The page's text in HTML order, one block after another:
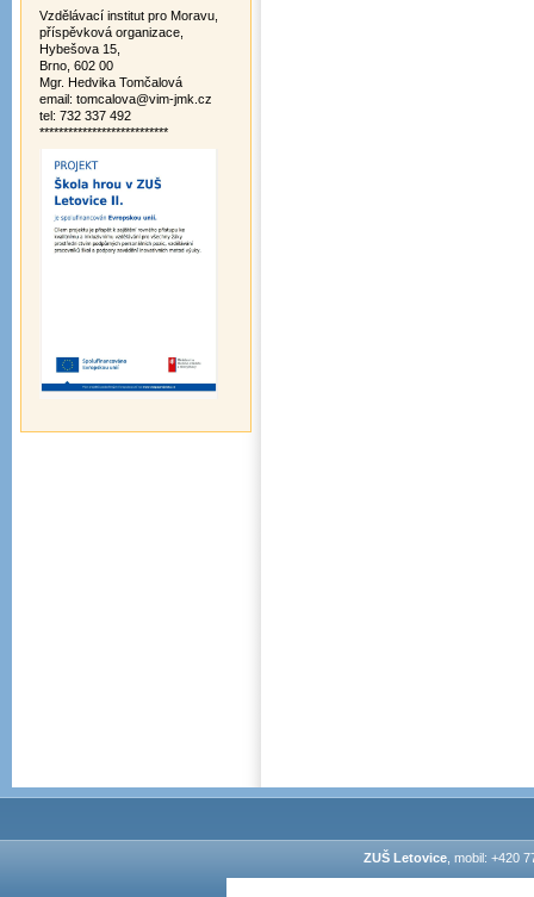
Vzdělávací institut pro Moravu,
příspěvková organizace,
Hybešova 15,
Brno, 602 00
Mgr. Hedvika Tomčalová
email: tomcalova@vim-jmk.cz
tel: 732 337 492
***************************
ZUŠ Letovice, mobil: +420